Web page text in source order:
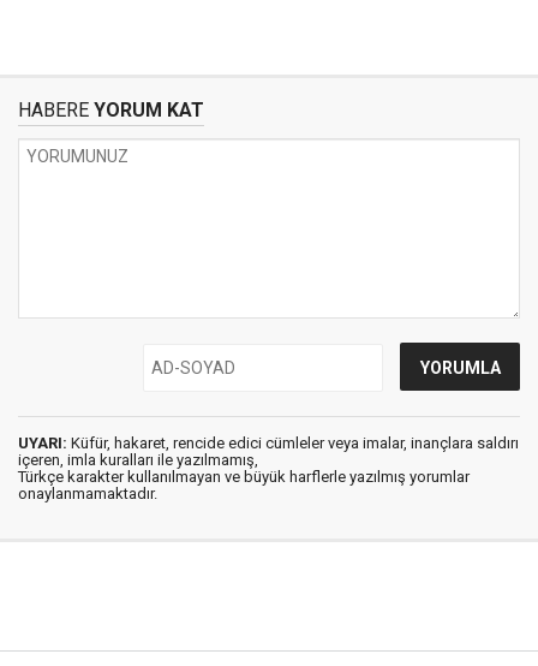
HABERE YORUM KAT
UYARI: Küfür, hakaret, rencide edici cümleler veya imalar, inançlara saldırı
içeren, imla kuralları ile yazılmamış,
Türkçe karakter kullanılmayan ve büyük harflerle yazılmış yorumlar
onaylanmamaktadır.